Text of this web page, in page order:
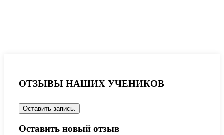
ОТЗЫВЫ НАШИХ УЧЕНИКОВ
Оставить новый отзыв